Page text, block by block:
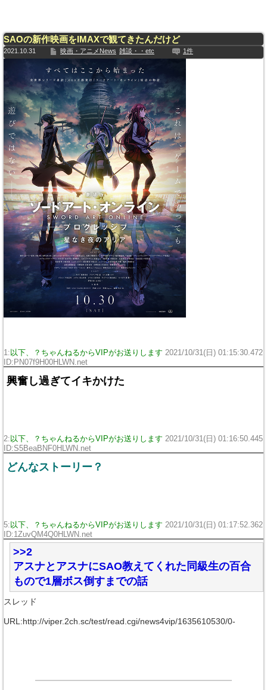
SAOの新作映画をIMAXで観てきたんだけど
2021.10.31 映画・アニメNews 雑談・・etc 1件
1: 以下、？ちゃんねるからVIPがお送りします 2021/10/31(日) 01:15:30.472
ID:PN07f9H00HLWN.net
興奮し過ぎてイキかけた
2: 以下、？ちゃんねるからVIPがお送りします 2021/10/31(日) 01:16:50.445
ID:S5BeaBNF0HLWN.net
どんなストーリー？
5: 以下、？ちゃんねるからVIPがお送りします 2021/10/31(日) 01:17:52.362
ID:1ZuvQM4Q0HLWN.net
>>2
アスナとアスナにSAO教えてくれた同級生の百合
もので1層ボス倒すまでの話
スレッド
URL:http://viper.2ch.sc/test/read.cgi/news4vip/1635610530/0-